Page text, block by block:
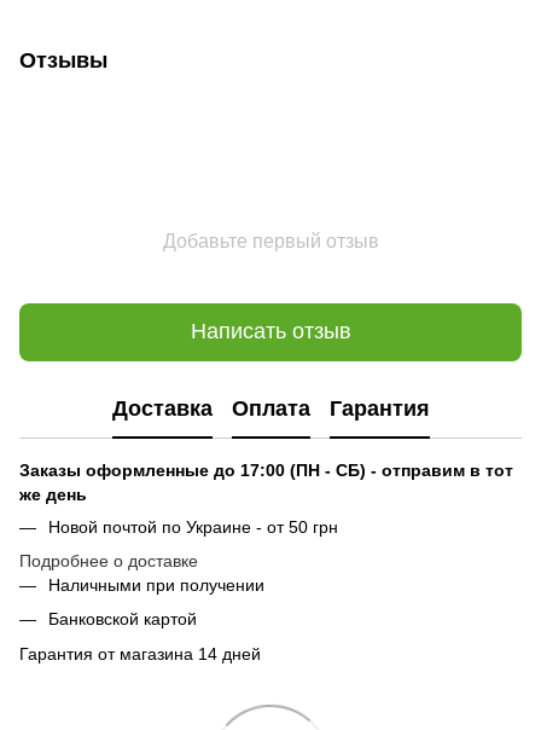
Отзывы
Добавьте первый отзыв
Написать отзыв
Доставка Оплата Гарантия
Заказы оформленные до 17:00 (ПН - СБ) - отправим в тот
же день
Новой почтой по Украине - от 50 грн
Подробнее о доставке
Наличными при получении
Банковской картой
Гарантия от магазина 14 дней